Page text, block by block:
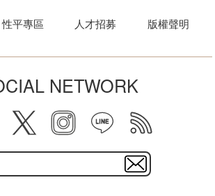
性平專區 人才招募 版權聲明
NETWORK
facebook twitter instagram